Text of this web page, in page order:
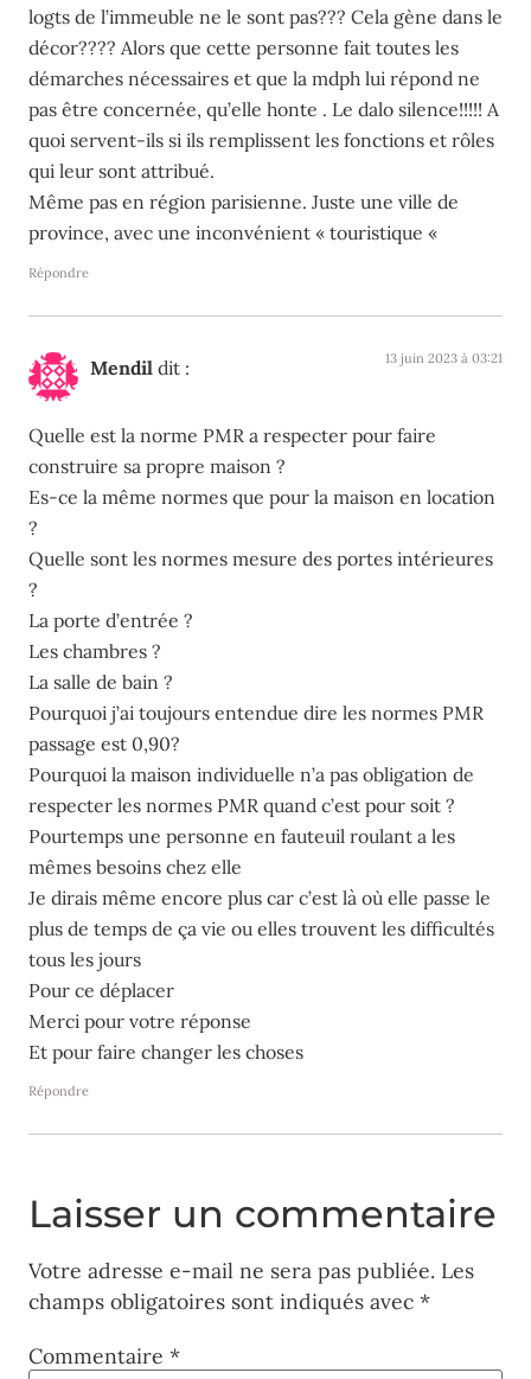
logts de l’immeuble ne le sont pas??? Cela gène dans le
décor???? Alors que cette personne fait toutes les
démarches nécessaires et que la mdph lui répond ne
pas être concernée, qu’elle honte . Le dalo silence!!!!! A
quoi servent-ils si ils remplissent les fonctions et rôles
qui leur sont attribué.
Même pas en région parisienne. Juste une ville de
province, avec une inconvénient « touristique «
Répondre
Mendil dit : 13 juin 2023 à 03:21
Quelle est la norme PMR a respecter pour faire
construire sa propre maison ?
Es-ce la même normes que pour la maison en location
?
Quelle sont les normes mesure des portes intérieures
?
La porte d’entrée ?
Les chambres ?
La salle de bain ?
Pourquoi j’ai toujours entendue dire les normes PMR
passage est 0,90?
Pourquoi la maison individuelle n’a pas obligation de
respecter les normes PMR quand c’est pour soit ?
Pourtemps une personne en fauteuil roulant a les
mêmes besoins chez elle
Je dirais même encore plus car c’est là où elle passe le
plus de temps de ça vie ou elles trouvent les difficultés
tous les jours
Pour ce déplacer
Merci pour votre réponse
Et pour faire changer les choses
Répondre
Laisser un commentaire
Votre adresse e-mail ne sera pas publiée. Les
champs obligatoires sont indiqués avec *
Commentaire *